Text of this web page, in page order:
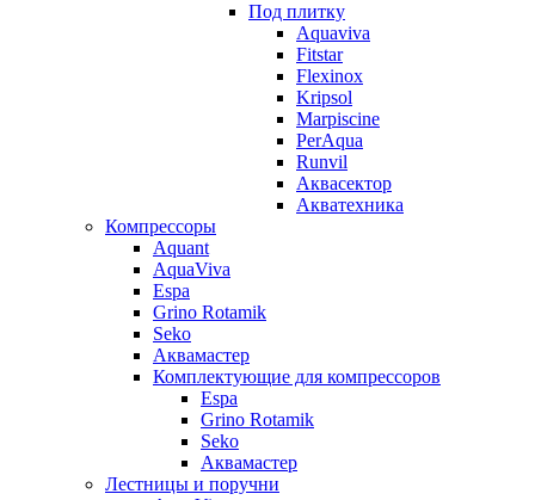
Под плитку
Aquaviva
Fitstar
Flexinox
Kripsol
Marpiscine
PerAqua
Runvil
Аквасектор
Акватехника
Компрессоры
Aquant
AquaViva
Espa
Grino Rotamik
Seko
Аквамастер
Комплектующие для компрессоров
Espa
Grino Rotamik
Seko
Аквамастер
Лестницы и поручни